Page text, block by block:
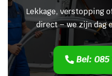
Lekkage, verstopping
direct – we zijn dag
Bel: 085